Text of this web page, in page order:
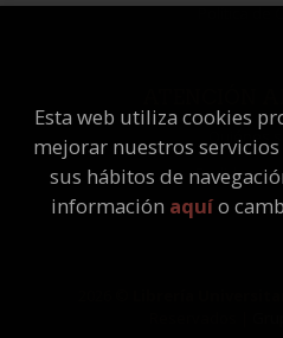
Política de
Quiénes
Pedidos
Esta web utiliza cookies
mejorar nuestros
sus hábitos de
información aquío